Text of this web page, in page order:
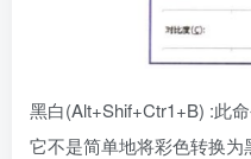
黑白(Alt+Shif+Ctr1+B) :此
它不是简单地将彩色转换